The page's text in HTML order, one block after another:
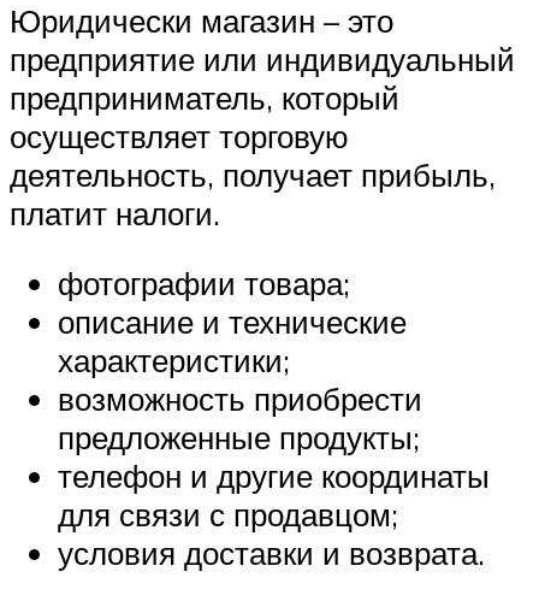
Юридически магазин – это
предприятие или индивидуальный
предприниматель, который
осуществляет торговую
деятельность, получает прибыль,
платит налоги.
фотографии товара;
описание и технические
характеристики;
возможность приобрести
предложенные продукты;
телефон и другие координаты
для связи с продавцом;
условия доставки и возврата.